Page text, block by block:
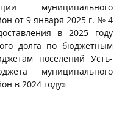
муниципального
от 9 января 2025 г. № 4
в 2025 году
долга по бюджетным
поселений Усть-
муниципального
в 2024 году»